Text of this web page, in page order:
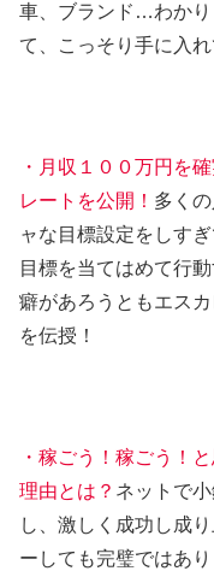
車、ブランド…わかり
て、こっそり手に入
・月収１００万円を
レートを公開！ 多く
ャな目標設定をしす
目標を当てはめて行
癖があろうともエス
を伝授！
・稼ごう！稼ごう！
理由とは？ ネットで
し、激しく成功し成
ーしても完璧ではあ